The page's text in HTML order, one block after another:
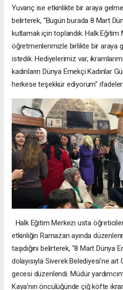
Yuvanç ise etkinlikte bir araya
belirterek, "Bugün burada 8 Mart
kutlamak için toplandık. Halk Eğitim
öğretmenlerimizle birlikte bir araya
istedik. Hediyelerimiz var,
kadınların Dünya Emekçi Kadınlar
herkese teşekkür ediyorum"
Halk Eğitim Merkezi usta
etkinliğin Ramazan ayında
taşıdığını belirterek, "8 Mart Dünya
dolayısıyla Siverek Belediyesi’ne ait
gecesi düzenlendi. Müdür
Kaya’nın öncülüğünde çiğ köfte